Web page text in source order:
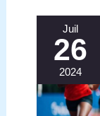
Juil
26
2024